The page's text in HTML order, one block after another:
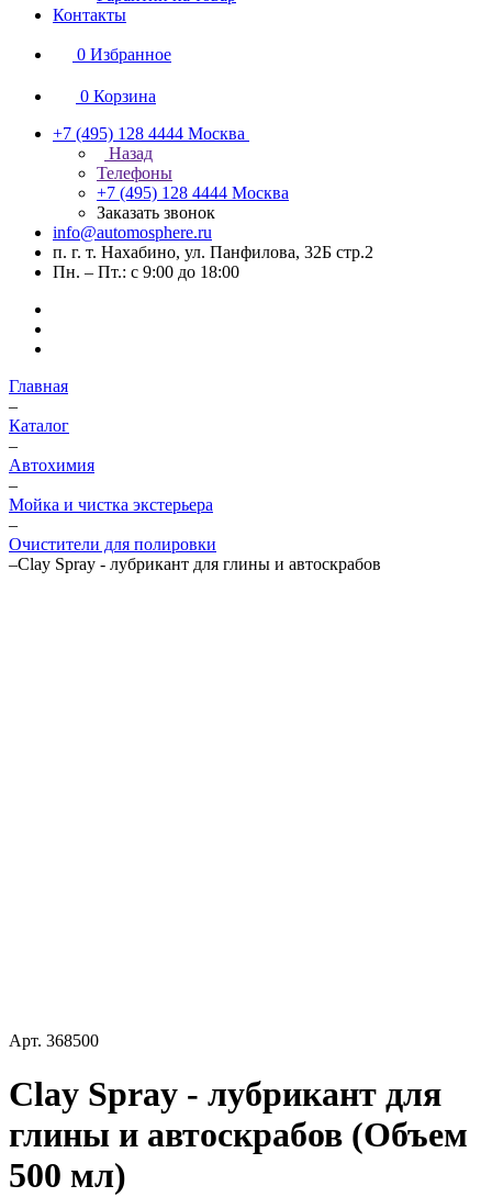
Контакты
0 Избранное
0 Корзина
+7 (495) 128 4444 Москва
Назад
Телефоны
+7 (495) 128 4444 Москва
Заказать звонок
info@automosphere.ru
п. г. т. Нахабино, ул. Панфилова, 32Б стр.2
Пн. – Пт.: с 9:00 до 18:00
Главная
–
Каталог
–
Автохимия
–
Мойка и чистка экстерьера
–
Очистители для полировки
–Clay Spray - лубрикант для глины и автоскрабов
Арт. 368500
Clay Spray - лубрикант для
глины и автоскрабов (Объем
500 мл)